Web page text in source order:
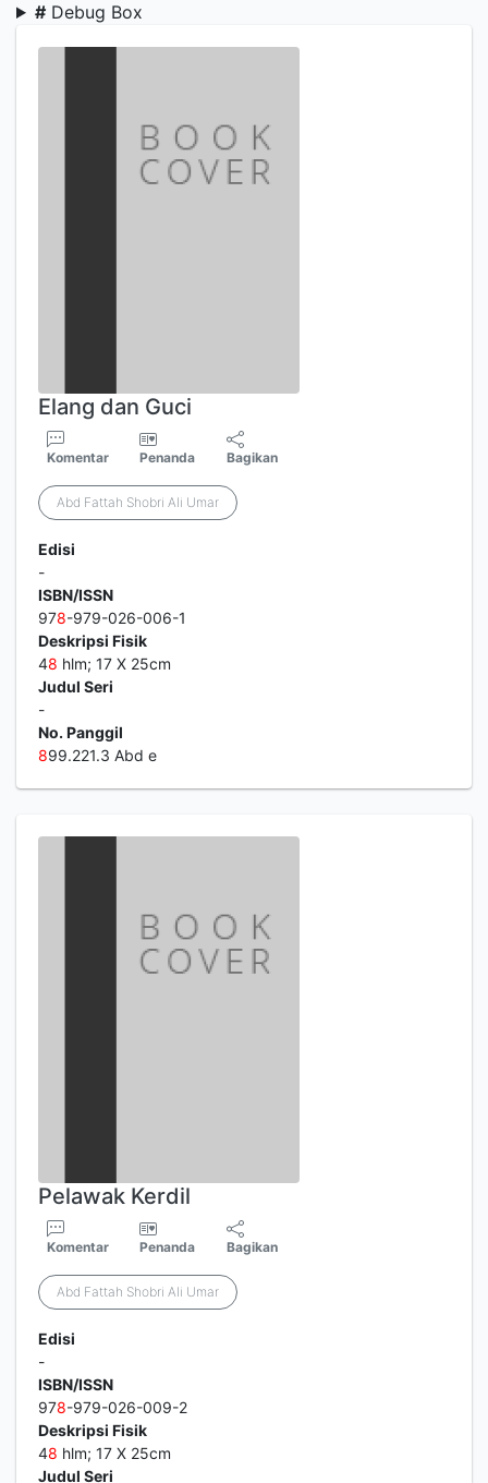
# Debug Box
Elang dan Guci
Komentar Penanda Bagikan
Abd Fattah Shobri Ali Umar
Edisi
-
ISBN/ISSN
978-979-026-006-1
Deskripsi Fisik
48 hlm; 17 X 25cm
Judul Seri
-
No. Panggil
899.221.3 Abd e
Pelawak Kerdil
Komentar Penanda Bagikan
Abd Fattah Shobri Ali Umar
Edisi
-
ISBN/ISSN
978-979-026-009-2
Deskripsi Fisik
48 hlm; 17 X 25cm
Judul Seri